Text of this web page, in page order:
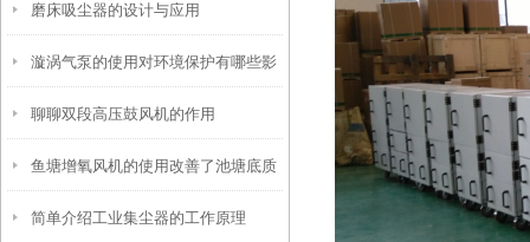
磨床吸尘器的设计与应用
漩涡气泵的使用对环境保护有哪些影
响？
聊聊双段高压鼓风机的作用
鱼塘增氧风机的使用改善了池塘底质
简单介绍工业集尘器的工作原理